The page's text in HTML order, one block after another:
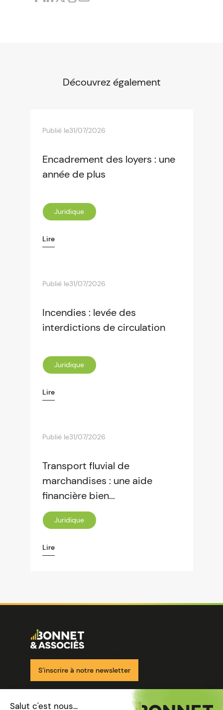
Découvrez également
Publié le31/07/2026
Encadrement des loyers : une
année de plus
Juridique
Lire
Publié le31/07/2026
Incendies : levée des
interdictions de circulation
Juridique
Lire
Publié le31/07/2026
Transport fluvial de
marchandises : une aide
financière bien...
Juridique
Lire
Image
S’inscrire à notre newsletter
Nos solutions